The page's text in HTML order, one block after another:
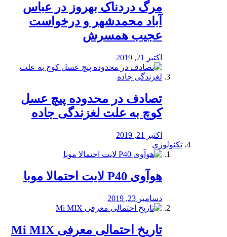
مرگ دردناک بهروز در عباس
آباد محمدشهر و درخواست
عجیب همسرش
اکتبر 21, 2019
تصادف در محدوده پیچ عسل
کوچ به علت لغزندگی جاده
اکتبر 21, 2019
تکنولوژی
هوآوی P40 لایت احتمالا موبا
دسامبر 23, 2019
تاریخ احتمالی معرفی Mi MIX